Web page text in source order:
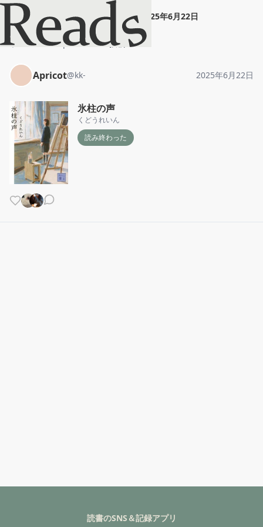
Apricot "氷柱の声" 2025年6月22日
ホーム Apricot 投稿
Apricot@kk- 2025年6月22日
氷柱の声
くどうれいん
読み終わった
読書のSNS＆記録アプリ